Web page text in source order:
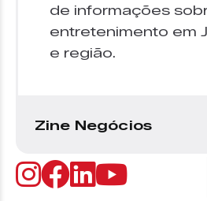
de informações
entretenimento em
e região.
Zine Negócios